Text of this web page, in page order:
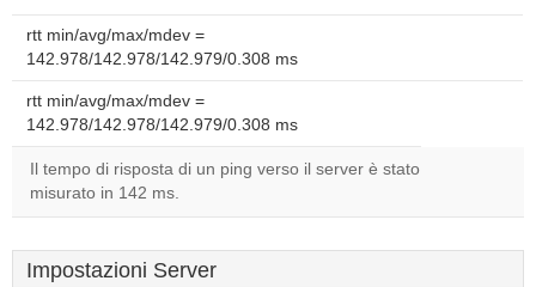
rtt min/avg/max/mdev =
142.978/142.978/142.979/0.308 ms
rtt min/avg/max/mdev =
142.978/142.978/142.979/0.308 ms
Il tempo di risposta di un ping verso il server è stato
misurato in 142 ms.
Impostazioni Server